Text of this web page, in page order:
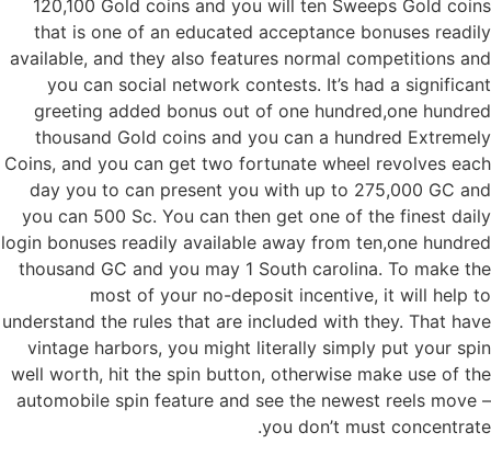
120,100 Gold coins and you will ten Sweeps Gold coins
that is one of an educated acceptance bonuses readily
available, and they also features normal competitions and
you can social network contests. It’s had a significant
greeting added bonus out of one hundred,one hundred
thousand Gold coins and you can a hundred Extremely
Coins, and you can get two fortunate wheel revolves each
day you to can present you with up to 275,000 GC and
you can 500 Sc. You can then get one of the finest daily
login bonuses readily available away from ten,one hundred
thousand GC and you may 1 South carolina. To make the
most of your no-deposit incentive, it will help to
understand the rules that are included with they. That have
vintage harbors, you might literally simply put your spin
well worth, hit the spin button, otherwise make use of the
automobile spin feature and see the newest reels move –
you don’t must concentrate.